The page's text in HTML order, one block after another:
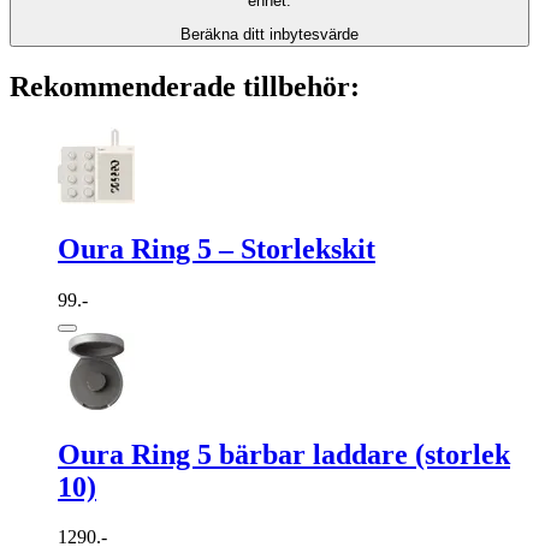
Beräkna ditt inbytesvärde
Rekommenderade tillbehör:
Oura Ring 5 – Storlekskit
99.-
Oura Ring 5 bärbar laddare (storlek
10)
1290.-